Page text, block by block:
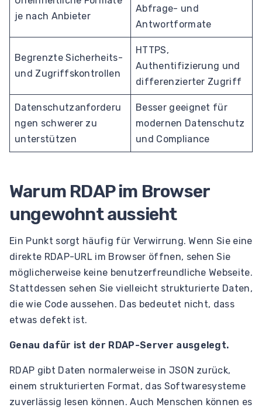
je nach Anbieter
Abfrage- und
Antwortformate
Begrenzte Sicherheits-
und Zugriffskontrollen
HTTPS,
Authentifizierung und
differenzierter Zugriff
Datenschutzanforderu
ngen schwerer zu
unterstützen
Besser geeignet für
modernen Datenschutz
und Compliance
Warum RDAP im Browser
ungewohnt aussieht
Ein Punkt sorgt häufig für Verwirrung. Wenn Sie eine
direkte RDAP-URL im Browser öffnen, sehen Sie
möglicherweise keine benutzerfreundliche Webseite.
Stattdessen sehen Sie vielleicht strukturierte Daten,
die wie Code aussehen. Das bedeutet nicht, dass
etwas defekt ist.
Genau dafür ist der RDAP-Server ausgelegt.
RDAP gibt Daten normalerweise in JSON zurück,
einem strukturierten Format, das Softwaresysteme
zuverlässig lesen können. Auch Menschen können es